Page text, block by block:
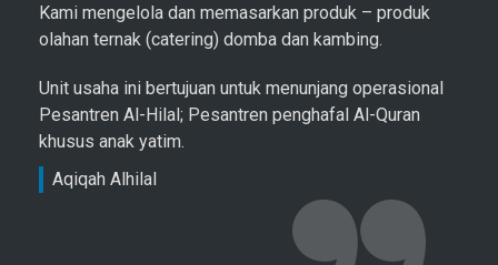
Kami mengelola dan memasarkan produk – produk
olahan ternak (catering) domba dan kambing.
Unit usaha ini bertujuan untuk menunjang operasional
Pesantren Al-Hilal; Pesantren penghafal Al-Quran
khusus anak yatim.
Aqiqah Alhilal